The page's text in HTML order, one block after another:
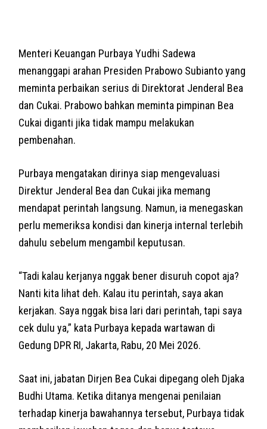
Menteri Keuangan Purbaya Yudhi Sadewa
menanggapi arahan Presiden Prabowo Subianto yang
meminta perbaikan serius di Direktorat Jenderal Bea
dan Cukai. Prabowo bahkan meminta pimpinan Bea
Cukai diganti jika tidak mampu melakukan
pembenahan.
Purbaya mengatakan dirinya siap mengevaluasi
Direktur Jenderal Bea dan Cukai jika memang
mendapat perintah langsung. Namun, ia menegaskan
perlu memeriksa kondisi dan kinerja internal terlebih
dahulu sebelum mengambil keputusan.
“Tadi kalau kerjanya nggak bener disuruh copot aja?
Nanti kita lihat deh. Kalau itu perintah, saya akan
kerjakan. Saya nggak bisa lari dari perintah, tapi saya
cek dulu ya,” kata Purbaya kepada wartawan di
Gedung DPR RI, Jakarta, Rabu, 20 Mei 2026.
Saat ini, jabatan Dirjen Bea Cukai dipegang oleh Djaka
Budhi Utama. Ketika ditanya mengenai penilaian
terhadap kinerja bawahannya tersebut, Purbaya tidak